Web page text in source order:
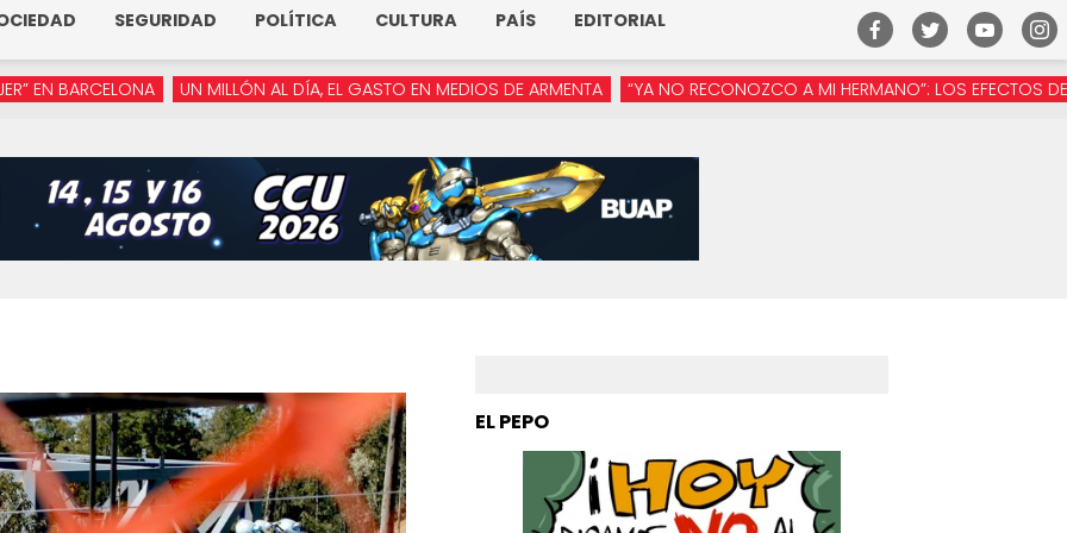
SEGURIDAD POLÍTICA CULTURA PAÍS
EDITORIAL
UN MILLÓN AL DÍA, EL GASTO EN MEDIOS DE ARMENTA “YA NO RECONOZCO A MI HERMANO”: LOS EFECTOS DE LA
EL PEPO